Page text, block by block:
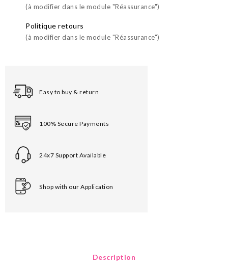
(à modifier dans le module "Réassurance")
Politique retours
(à modifier dans le module "Réassurance")
Easy to buy & return
100% Secure Payments
24x7 Support Available
Shop with our Application
Description